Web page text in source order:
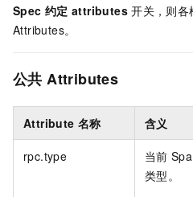
Spec 约定 attributes 开关，则各
Attributes。
公共 Attributes
Attribute 名称 含义
rpc.type 当前
类型。